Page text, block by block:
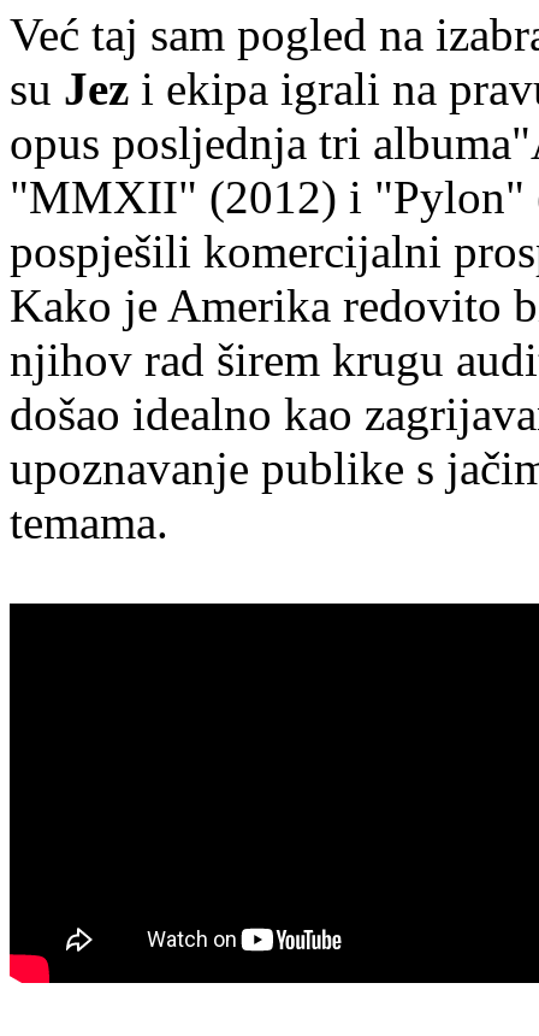
Već taj sam pogled na
su Jez i ekipa igrali na
opus posljednja tri
"MMXII" (2012) i "Pylon"
pospješili komercijalni
Kako je Amerika redovito
njihov rad širem krugu
došao idealno kao
upoznavanje publike s
temama.